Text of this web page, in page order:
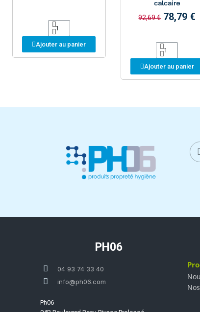
Ajouter au panier
calcaire
92,69 € 78,79 €
Ajouter au panier
PH06
04 93 74 33 40
info@ph06.com
Ph06